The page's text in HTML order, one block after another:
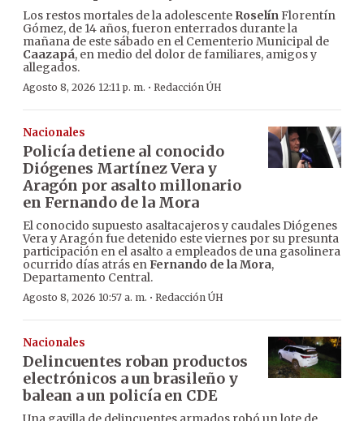
Los restos mortales de la adolescente RoselínFlorentín
Gómez, de 14 años, fueron enterrados durante la
mañana de este sábado en el Cementerio Municipal de
Caazapá, en medio del dolor de familiares, amigos y
allegados.
Agosto 8, 2026 12:11 p. m. · Redacción ÚH
Nacionales
Policía detiene al conocido
Diógenes Martínez Vera y
Aragón por asalto millonario
en Fernando de la Mora
El conocido supuesto asaltacajeros y caudales Diógenes
Vera y Aragón fue detenido este viernes por su presunta
participación en el asalto a empleados de una gasolinera
ocurrido días atrás enFernando de la Mora,
Departamento Central.
Agosto 8, 2026 10:57 a. m. · Redacción ÚH
Nacionales
Delincuentes roban productos
electrónicos a un brasileño y
balean a un policía en CDE